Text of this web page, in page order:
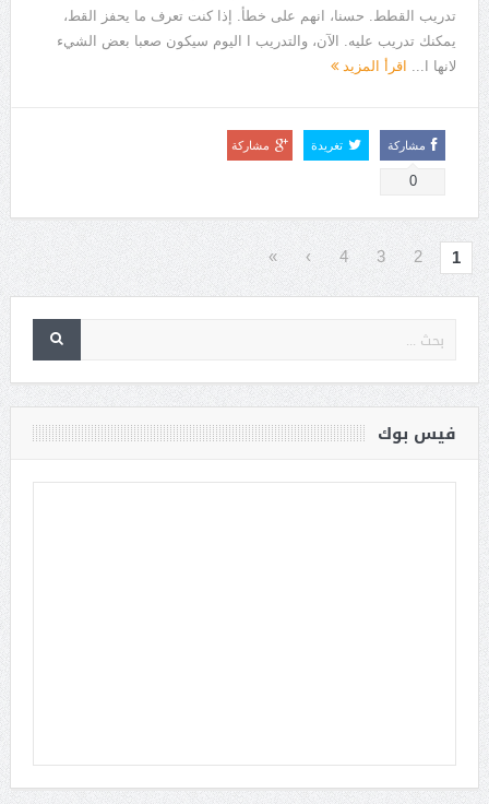
تدريب القطط. حسنا، انهم على خطأ. إذا كنت تعرف ما يحفز القط،
يمكنك تدريب عليه. الآن، والتدريب ا اليوم سيكون صعبا بعض الشيء
لانها ا...
اقرأ المزيد
مشاركة
0
تغريدة مشاركة
1
2
3
4
›
»
فيس بوك